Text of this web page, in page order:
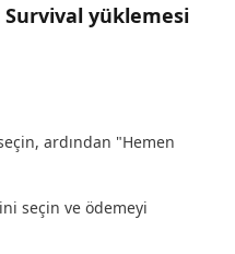
Survival yüklemesi
ardından "Hemen
seçin ve ödemeyi